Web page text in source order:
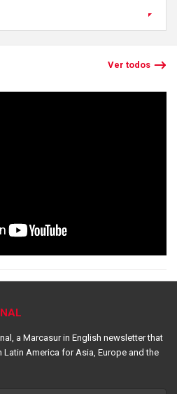
Ver todos
a Marcasur in English newsletter that
America for Asia, Europe and the